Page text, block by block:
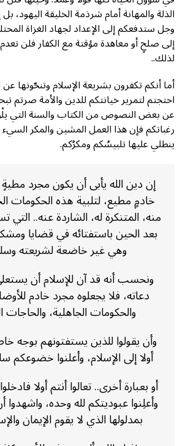
الذلة والمهانة أمام شرذمة الخليقة اليهود،
وجل ستدفعكم إلى الإعداد لجهاد الغزاة
إلى صلحٍ أو معاهدة مؤقتة مع الكفار فلن
لذلك..
أما أنكم تكفرون بشريعة الإسلام وتنحّونها عن
احتجتم لتمرير خيانتكم للدين والأمة صرتم
عن بعض النصوص من الكتاب والسنة التي
رغباتكم فإن هذا العمل المشين والمكر
ينطلي عليها تلبيسُكم ومكرُكم.
إن دين الله يأبى أن يكون مجرد
خادمٍ مطيع، لتلبية هذه الحكومات
منه، المتنكرة له، الشاردة عنه..
بعد الحين باستفتائه في قضايا
وهي غير خاضعة لشريعته
ونحسب أنه قد آن للإسلام أن
دعاته، فلا يجعلوه مجرد خادم
والحكومات الجاهلية، والحاجات
وأن يقولوا للذين يستفتونهم بوجه
أولا إلى الإسلام، وأعلنوا خضوعكم
أو بعبارة أخرى.. تعالوا أنتم أولا
وأعلِنوا عبوديتكم لله وحده، واشهدوا
بمدلولها الذي لا يقوم الإيمان